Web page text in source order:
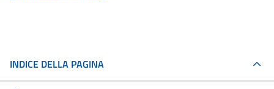
INDICE DELLA PAGINA